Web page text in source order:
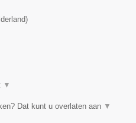
)
▼
Dat kunt u overlaten aan ▼